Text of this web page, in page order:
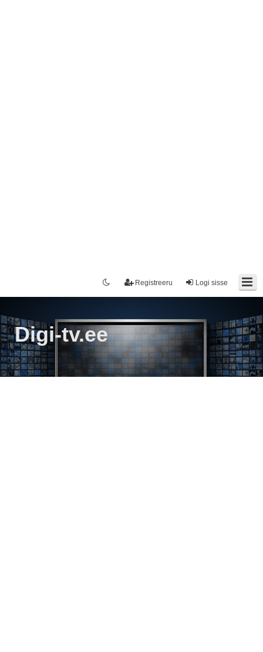
Logi sisse
Registreeru
Digi-tv.ee